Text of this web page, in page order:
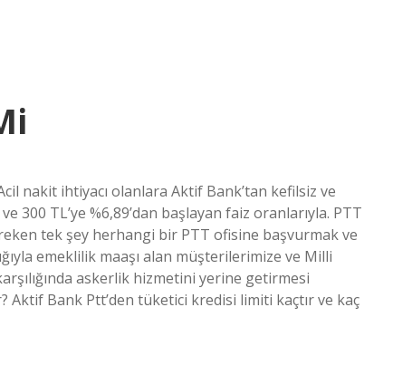
nakit ihtiyacı olanlara Aktif Bank’tan kefilsiz ve
300 TL’ye %6,89’dan başlayan faiz oranlarıyla. PTT
tek şey herhangi bir PTT ofisine başvurmak ve
emeklilik maaşı alan müşterilerimize ve Milli
askerlik hizmetini yerine getirmesi
Bank Ptt’den tüketici kredisi limiti kaçtır ve kaç